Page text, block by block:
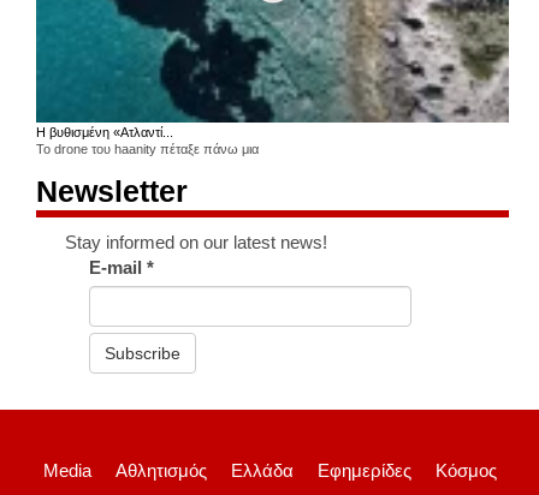
Η βυθισμένη «Ατλαντί...
Το drone του haanity πέταξε πάνω μια
Newsletter
Stay informed on our latest news!
E-mail*
Subscribe
Media Αθλητισμός Ελλάδα Εφημερίδες Κόσμος